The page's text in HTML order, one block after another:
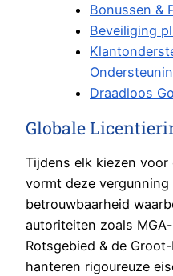
Bonussen &
Beveiliging
Draadloos
Globale
Tijdens elk kiezen
vormt deze
betrouwbaarheid
autoriteiten zoals
Rotsgebied & de
hanteren rigoureuze